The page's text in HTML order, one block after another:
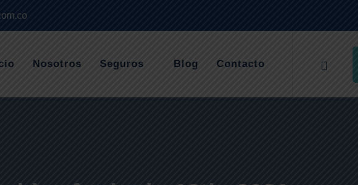
Nosotros Seguros Blog Contacto